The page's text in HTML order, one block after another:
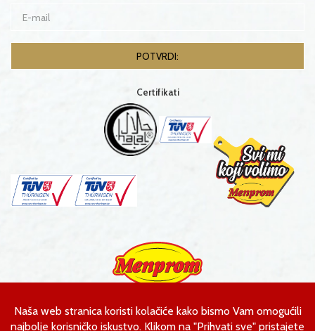
Certifikati
Ahmeta Kobića bb